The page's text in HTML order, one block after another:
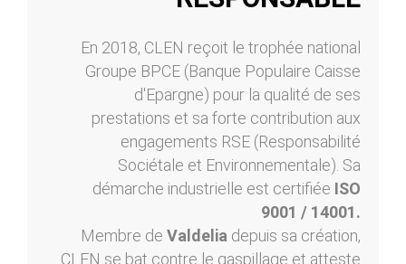
En 2018, CLEN reçoit le trophée national
Groupe BPCE (Banque Populaire Caisse
d'Epargne) pour la qualité de ses
prestations et sa forte contribution aux
engagements RSE (Responsabilité
Sociétale et Environnementale). Sa
démarche industrielle est certifiée ISO
9001 / 14001.
Membre de Valdelia depuis sa création,
CLEN se bat contre le gaspillage et atteste